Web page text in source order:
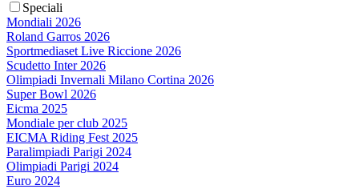
Speciali
Mondiali 2026
Roland Garros 2026
Sportmediaset Live Riccione 2026
Scudetto Inter 2026
Olimpiadi Invernali Milano Cortina 2026
Super Bowl 2026
Eicma 2025
Mondiale per club 2025
EICMA Riding Fest 2025
Paralimpiadi Parigi 2024
Olimpiadi Parigi 2024
Euro 2024